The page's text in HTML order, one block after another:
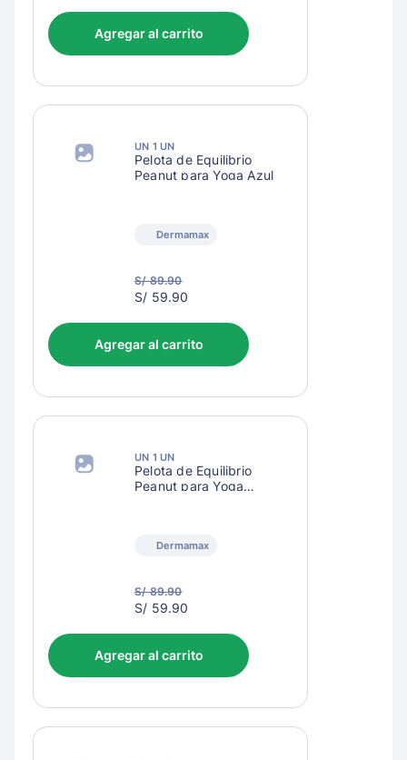
Agregar al carrito
UN 1 UN
Pelota de Equilibrio
Peanut para Yoga Azul
Dermamax
S/ 89.90
S/
S/ 59.90
Agregar al carrito
UN 1 UN
Pelota de Equilibrio
Peanut para Yoga
Dermamax
S/ 89.90
S/
S/ 59.90
Agregar al carrito